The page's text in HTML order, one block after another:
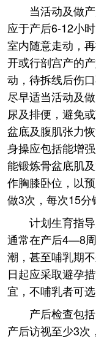
当活动及做
应于产后6-12小
室内随意走动，
开或行剖宫产的
动，待拆线后伤
尽早适当活动及
尿及排便，避免
盆底及腹肌张力
身操应包括能增
能锻炼骨盆底肌
作胸膝卧位，以
做3次，每次15分
计划生育指
通常在产后4—8
潮，甚至哺乳期
日起应采取避孕
宜，不哺乳者可选
产后检查包
产后访视至少3次